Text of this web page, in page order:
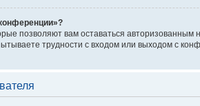
позволяют вам оставаться
трудности с входом или выходом с